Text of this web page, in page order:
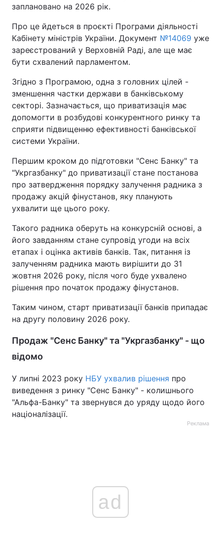
заплановано на 2026 рік.
Про це йдеться в проєкті Програми діяльності
Кабінету міністрів України. Документ №14069 уже
зареєстрований у Верховній Раді, але ще має
бути схвалений парламентом.
Згідно з Програмою, одна з головних цілей -
зменшення частки держави в банківському
секторі. Зазначається, що приватизація має
допомогти в розбудові конкурентного ринку та
сприяти підвищенню ефективності банківської
системи України.
Першим кроком до підготовки "Сенс Банку" та
"Укргазбанку" до приватизації стане постанова
про затвердження порядку залучення радника з
продажу акцій фінустанов, яку планують
ухвалити ще цього року.
Такого радника оберуть на конкурсній основі, а
його завданням стане супровід угоди на всіх
етапах і оцінка активів банків. Так, питання із
залученням радника мають вирішити до 31
жовтня 2026 року, після чого буде ухвалено
рішення про початок продажу фінустанов.
Таким чином, старт приватизації банків припадає
на другу половину 2026 року.
Продаж "Сенс Банку" та "Укргазбанку" - що
відомо
У липні 2023 року НБУ ухвалив рішення про
виведення з ринку "Сенс Банку" - колишнього
"Альфа-Банку" та звернувся до уряду щодо його
націоналізації.
Реклама
ad